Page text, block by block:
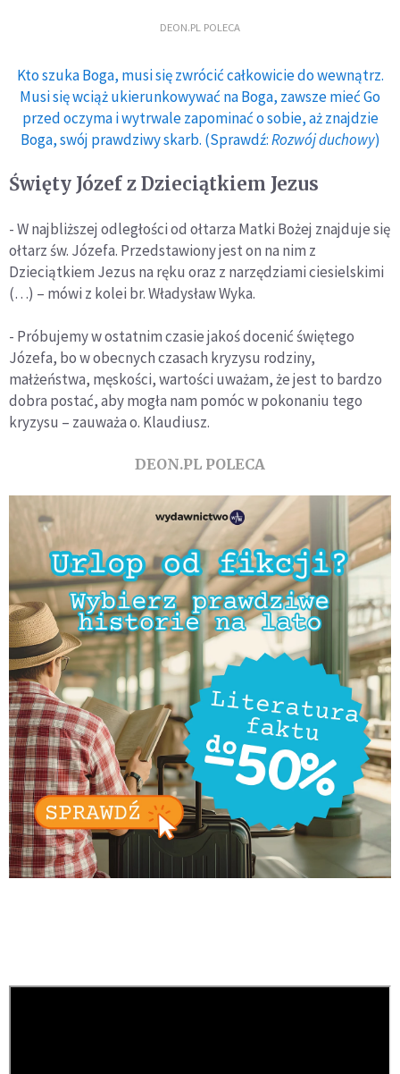
DEON.PL POLECA
Kto szuka Boga, musi się zwrócić całkowicie do wewnątrz.
Musi się wciąż ukierunkowywać na Boga, zawsze mieć Go
przed oczyma i wytrwale zapominać o sobie, aż znajdzie
Boga, swój prawdziwy skarb. (Sprawdź:Rozwój duchowy)
Święty Józef z Dzieciątkiem Jezus
- W najbliższej odległości od ołtarza Matki Bożej znajduje się
ołtarz św. Józefa. Przedstawiony jest on na nim z
Dzieciątkiem Jezus na ręku oraz z narzędziami ciesielskimi
(…) – mówi z kolei br. Władysław Wyka.
- Próbujemy w ostatnim czasie jakoś docenić świętego
Józefa, bo w obecnych czasach kryzysu rodziny,
małżeństwa, męskości, wartości uważam, że jest to bardzo
dobra postać, aby mogła nam pomóc w pokonaniu tego
kryzysu – zauważa o. Klaudiusz.
DEON.PL POLECA